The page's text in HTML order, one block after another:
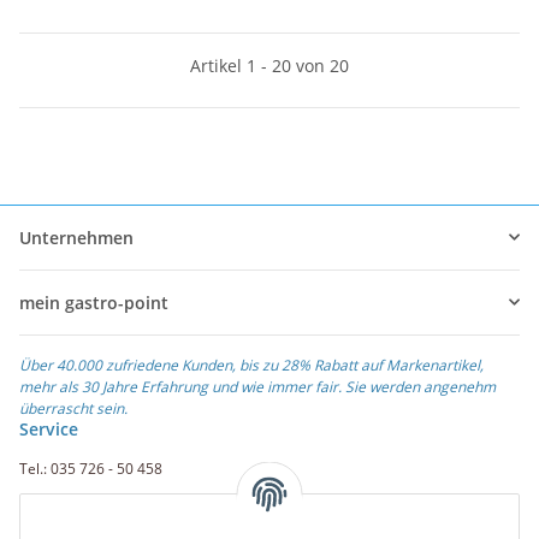
Artikel 1 - 20 von 20
Unternehmen
mein gastro-point
Über 40.000 zufriedene Kunden, bis zu 28% Rabatt auf Markenartikel,
mehr als 30 Jahre Erfahrung und wie immer fair. Sie werden angenehm
überrascht sein.
Service
Tel.: 035 726 - 50 458